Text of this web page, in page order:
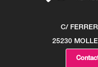
C/
25230